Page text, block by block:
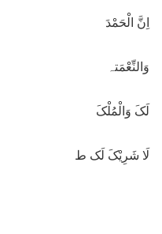
اِنَّ الْحَمْدَ
وَالنِّعْمَتہ
لَکَ وَالْمُلْکَ
لَا شَرِیْکَ لَک ط